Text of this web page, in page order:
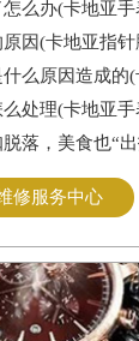
落，美食也“出
修服务中心